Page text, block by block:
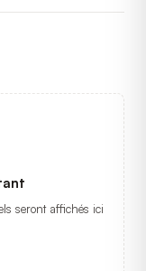
seront affichés ici